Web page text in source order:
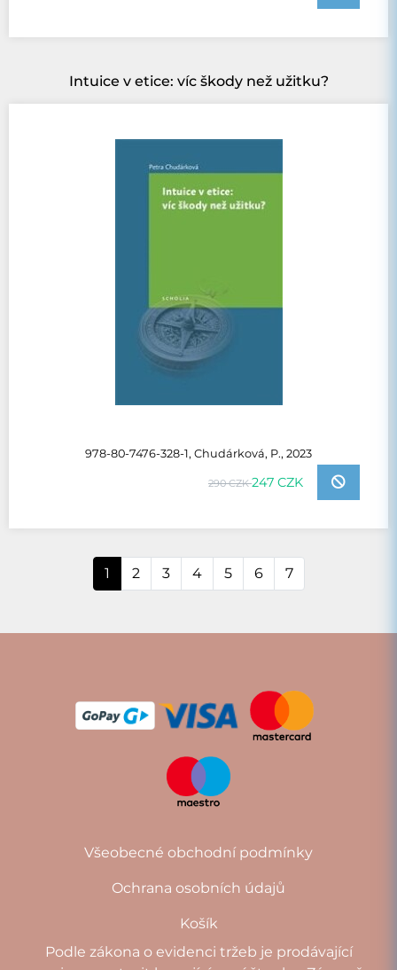
Intuice v etice: víc škody než užitku?
978-80-7476-328-1, Chudárková, P., 2023
290 CZK247 CZK
1 2 3 4 5 6 7
Všeobecné obchodní podmínky
Ochrana osobních údajů
Košík
Podle zákona o evidenci tržeb je prodávající